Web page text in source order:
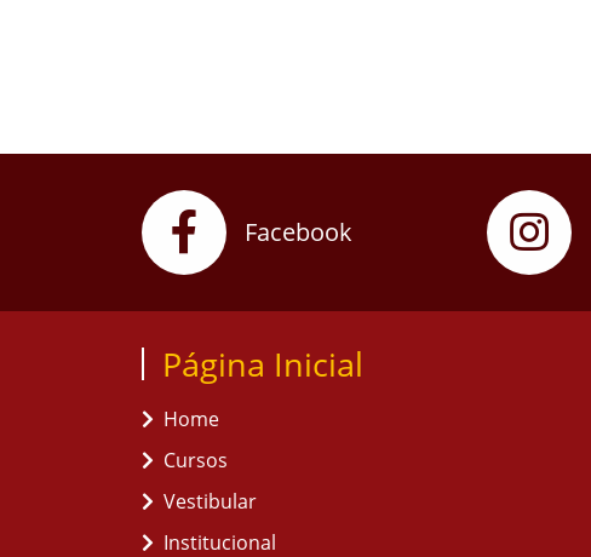
Facebook
Página Inicial
Home
Cursos
Vestibular
Institucional